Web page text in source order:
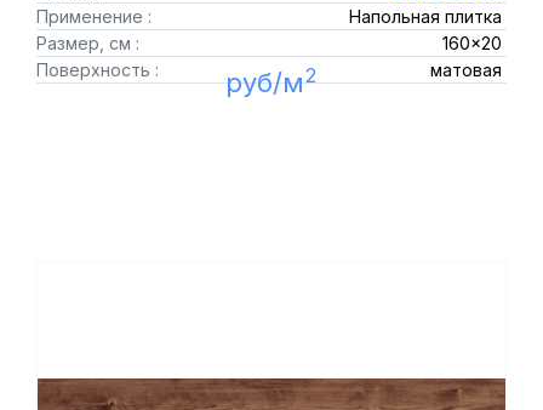
Применение :
Напольная плитка
Размер, см :
160x20
Поверхность :
матовая
руб/м2